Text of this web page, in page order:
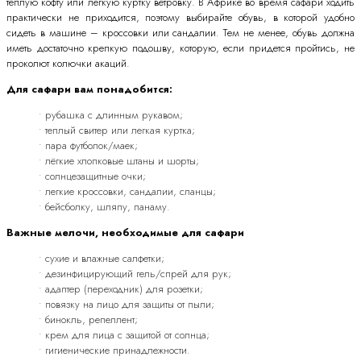
практически не приходится, поэтому выбирайте обувь, в которой удобно
сидеть в машине – кроссовки или сандалии. Тем не менее, обувь должна
иметь достаточно крепкую подошву, которую, если придется пройтись, не
проколют колючки акаций.
Для сафари вам понадобится:
• рубашка с длинным рукавом;
• теплый свитер или легкая куртка;
• пара футболок/маек;
• лёгкие хлопковые штаны и шорты;
• солнцезащитные очки;
• легкие кроссовки, сандалии, сланцы;
• бейсболку, шляпу, панаму.
Важные мелочи, необходимые для сафари
• сухие и влажные салфетки;
• дезинфицирующий гель/спрей для рук;
• адаптер (переходник) для розетки;
• повязку на лицо для защиты от пыли;
• бинокль, репеллент;
• крем для лица с защитой от солнца;
• гигиенические принадлежности.